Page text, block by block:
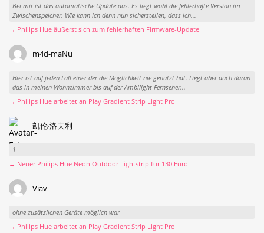
Bei mir ist das automatische Update aus. Es liegt wohl die fehlerhafte Version im
Zwischenspeicher. Wie kann ich denn nun sicherstellen, dass ich...
→ Philips Hue äußerst sich zum fehlerhaften Firmware-Update
m4d-maNu
Hier ist auf jeden Fall einer der die Möglichkeit nie genutzt hat. Liegt aber auch daran
das in meinen Wohnzimmer bis auf der Ambilight Fernseher...
→ Philips Hue arbeitet an Play Gradient Strip Light Pro
凯伦·洛夫利
1
→ Neuer Philips Hue Neon Outdoor Lightstrip für 130 Euro
Viav
ohne zusätzlichen Geräte möglich war
→ Philips Hue arbeitet an Play Gradient Strip Light Pro